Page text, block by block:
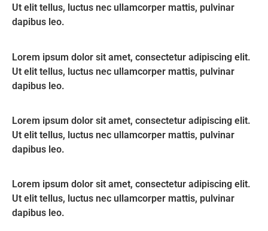
Ut elit tellus, luctus nec ullamcorper mattis, pulvinar
dapibus leo.
Lorem ipsum dolor sit amet, consectetur adipiscing elit.
Ut elit tellus, luctus nec ullamcorper mattis, pulvinar
dapibus leo.
Lorem ipsum dolor sit amet, consectetur adipiscing elit.
Ut elit tellus, luctus nec ullamcorper mattis, pulvinar
dapibus leo.
Lorem ipsum dolor sit amet, consectetur adipiscing elit.
Ut elit tellus, luctus nec ullamcorper mattis, pulvinar
dapibus leo.